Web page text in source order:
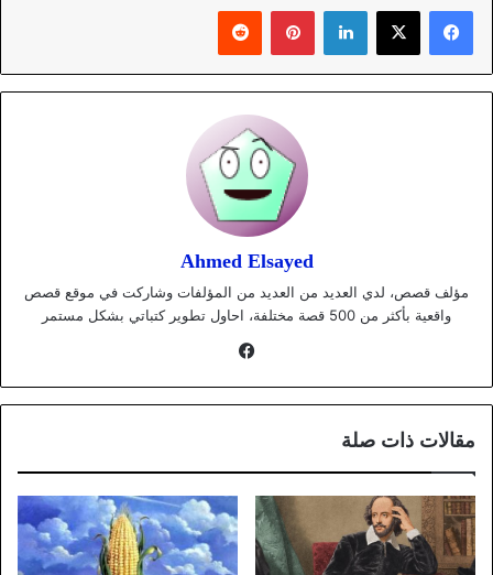
لينكدإن بينتيريست
Ahmed Elsayed
مؤلف قصص، لدي العديد من العديد من المؤلفات وشاركت في موقع قصص
واقعية بأكثر من 500 قصة مختلفة، احاول تطوير كتباتي بشكل مستمر
مقالات ذات صلة